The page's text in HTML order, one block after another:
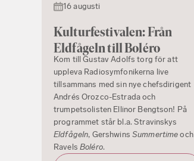
16 augusti
Kulturfestivalen: Från
Eldfågeln till Boléro
Kom till Gustav Adolfs torg för att
uppleva Radiosymfonikerna live
tillsammans med sin nye chefsdirigent
Andrés Orozco-Estrada och
trumpetsolisten Ellinor Bengtson! På
programmet står bl.a. Stravinskys
Eldfågeln, Gershwins Summertimeoch
Ravels Boléro.